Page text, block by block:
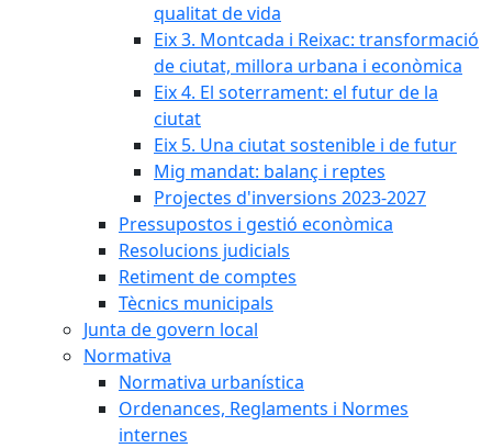
qualitat de vida
Eix 3. Montcada i Reixac: transformació
de ciutat, millora urbana i econòmica
Eix 4. El soterrament: el futur de la
ciutat
Eix 5. Una ciutat sostenible i de futur
Mig mandat: balanç i reptes
Projectes d'inversions 2023-2027
Pressupostos i gestió econòmica
Resolucions judicials
Retiment de comptes
Tècnics municipals
Junta de govern local
Normativa
Normativa urbanística
Ordenances, Reglaments i Normes
internes